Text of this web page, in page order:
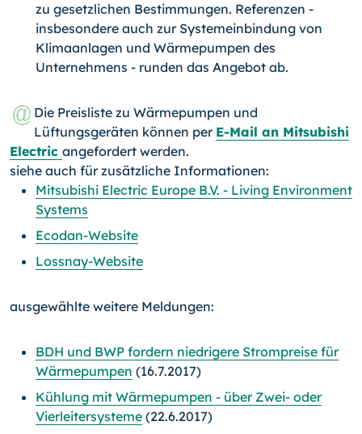
zu gesetzlichen Bestimmungen. Referenzen -
insbesondere auch zur Systemeinbindung von
Klimaanlagen und Wärmepumpen des
Unternehmens - runden das Angebot ab.
Die Preisliste zu Wärmepumpen und
Lüftungsgeräten können per E-Mail an Mitsubishi
Electric angefordert werden.
siehe auch für zusätzliche Informationen:
Mitsubishi Electric Europe B.V. - Living Environment
Systems
Ecodan-Website
Lossnay-Website
ausgewählte weitere Meldungen:
BDH und BWP fordern niedrigere Strompreise für
Wärmepumpen (16.7.2017)
Kühlung mit Wärmepumpen - über Zwei- oder
Vierleitersysteme (22.6.2017)